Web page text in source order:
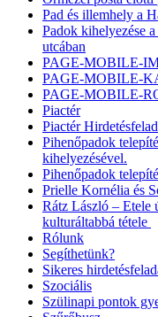
Pad és illemhely a
Padok kihelyezése
utcában
PAGE-MOBILE-
PAGE-MOBILE-
PAGE-MOBILE-
Piactér
Piactér
Pihenőpadok
kihelyezésével.
Pihenőpadok
Prielle Kornélia és
Rátz László – Etele
kulturáltabbá tétele
Rólunk
Segíthetünk?
Sikeres
Szociális
Szülinapi pontok